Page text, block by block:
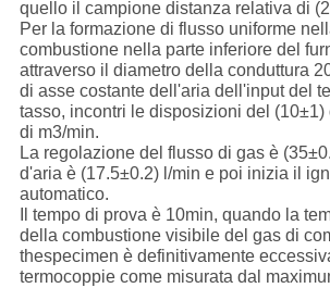
quello il campione distanza relativa di
Per la formazione di flusso uniforme
combustione nella parte inferiore del
attraverso il diametro della conduttura
di asse costante dell'aria dell'input del
tasso, incontri le disposizioni del
di m3/min.
La regolazione del flusso di gas è
d'aria è (17.5±0.2) l/min e poi inizia il
automatico.
Il tempo di prova è 10min, quando la
della combustione visibile del gas di
thespecimen è definitivamente
termocoppie come misurata dal